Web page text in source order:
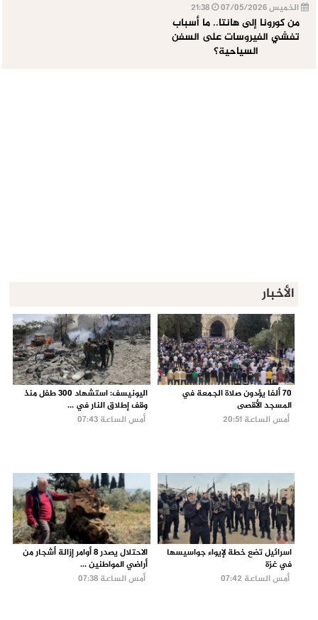
الخميس 07/05/2026
من كورونا إلى هانتا.. ما أسباب
تفشي الفيروسات على السفن
السياحية؟
الأخبار
70 ألفا يؤدون صلاة الجمعة في
المسجد الأقصى
أمس الساعة 20:51
اليونيسف: استشهاد 300 طفل منذ
وقف إطلاق النار في ...
أمس الساعة 07:43
اسرائيل تضع خطة لإيواء جواسيسها
في غزة
أمس الساعة 07:42
الاحتلال يصدر 8 أوامر إزالة أشجار من
أراضي المواطنين ...
أمس الساعة 07:38